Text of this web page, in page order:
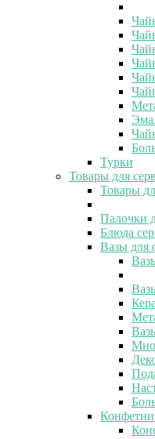
Турки
Товары для
Товары
Палочки
Блюда
Вазы для